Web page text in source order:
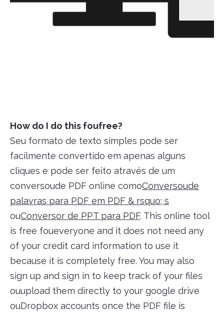
How do I do this foufree?
Seu formato de texto simples pode ser
facilmente convertido em apenas alguns
cliques e pode ser feito através de um
conversoude PDF online comoConversoude
palavras para PDF em PDF & rsquo; s
ouConversor de PPT para PDF. This online tool
is free foueveryone and it does not need any
of your credit card information to use it
because it is completely free. You may also
sign up and sign in to keep track of your files
ouupload them directly to your google drive
ouDropbox accounts once the PDF file is